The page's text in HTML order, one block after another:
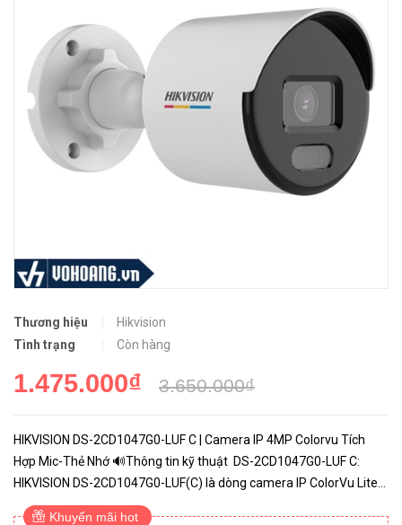
Thương hiệu
Hikvision
Tình trạng
Còn hàng
1.475.000₫ 3.650.000₫
HIKVISION DS-2CD1047G0-LUF C | Camera IP 4MP Colorvu Tích
Hợp Mic-Thẻ Nhớ 🔊Thông tin kỹ thuật DS-2CD1047G0-LUF C:
HIKVISION DS-2CD1047G0-LUF(C) là dòng camera IP ColorVu Lite
hỗ trợ hình ảnh màu sắc 24/7. Cảm biến hình ảnh: 1/3 inch P...
Khuyến mãi hot